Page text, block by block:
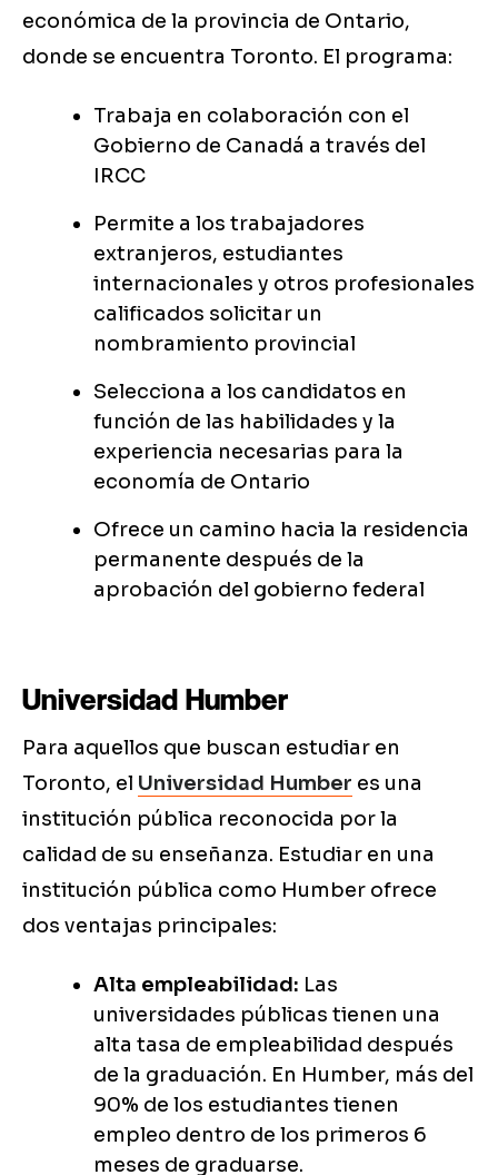
económica de la provincia de Ontario,
donde se encuentra Toronto. El programa:
Trabaja en colaboración con el
Gobierno de Canadá a través del
IRCC
Permite a los trabajadores
extranjeros, estudiantes
internacionales y otros profesionales
calificados solicitar un
nombramiento provincial
Selecciona a los candidatos en
función de las habilidades y la
experiencia necesarias para la
economía de Ontario
Ofrece un camino hacia la residencia
permanente después de la
aprobación del gobierno federal
Universidad Humber
Para aquellos que buscan estudiar en
Toronto, el Universidad Humber es una
institución pública reconocida por la
calidad de su enseñanza. Estudiar en una
institución pública como Humber ofrece
dos ventajas principales:
Alta empleabilidad: Las
universidades públicas tienen una
alta tasa de empleabilidad después
de la graduación. En Humber, más del
90% de los estudiantes tienen
empleo dentro de los primeros 6
meses de graduarse.